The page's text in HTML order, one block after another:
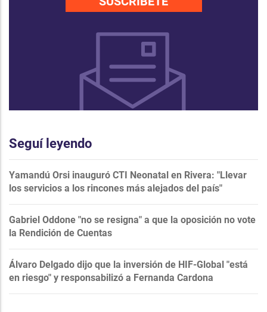
Seguí leyendo
Yamandú Orsi inauguró CTI Neonatal en Rivera: "Llevar
los servicios a los rincones más alejados del país"
Gabriel Oddone "no se resigna" a que la oposición no vote
la Rendición de Cuentas
Álvaro Delgado dijo que la inversión de HIF-Global "está
en riesgo" y responsabilizó a Fernanda Cardona